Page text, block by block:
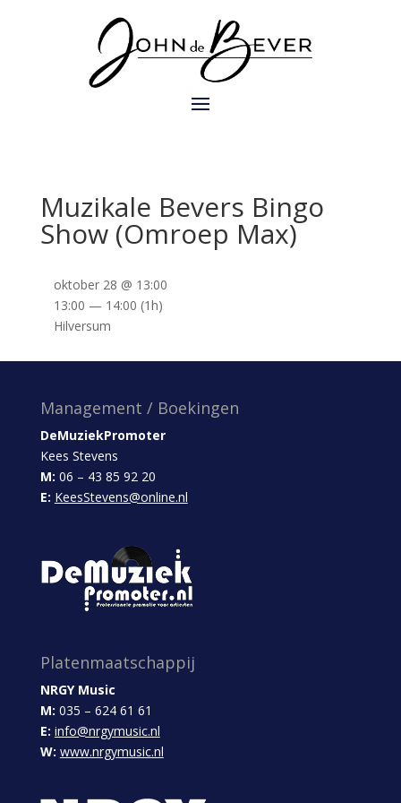
Muzikale Bevers Bingo
Show (Omroep Max)
oktober 28 @ 13:00
13:00 — 14:00 (1h)
Hilversum
Management / Boekingen
DeMuziekPromoter
Kees Stevens
M: 06 – 43 85 92 20
E: KeesStevens@online.nl
Platenmaatschappij
NRGY Music
M: 035 – 624 61 61
E: info@nrgymusic.nl
W: www.nrgymusic.nl